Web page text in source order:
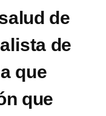
de
de
que
que